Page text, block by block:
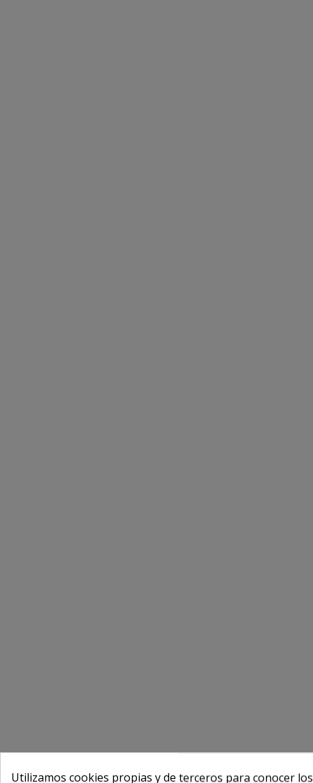
Utilizamos cookies propias y de terceros para conocer